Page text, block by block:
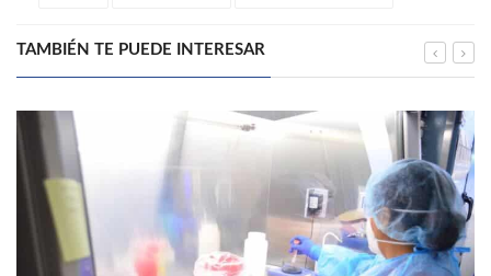
TAMBIÉN TE PUEDE INTERESAR